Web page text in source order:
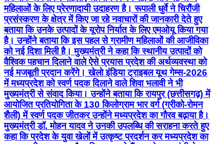
महिलाओं के लिए प्रेरणादायी उदाहरण है। रूपाली धुर्वे ने चिरौंजी
प्रसंस्करण के क्षेत्र में किए जा रहे नवाचारों की जानकारी देते हुए
बताया कि उनके उत्पादों के यूरोप निर्यात के लिए एमओयू किया गया
है। उन्होंने बताया कि इस पहल से ग्रामीण महिलाओं की आजीविका
को नई दिशा मिली है। मुख्यमंत्री ने कहा कि स्थानीय उत्पादों को
वैश्विक पहचान दिलाने वाले ऐसे प्रयास प्रदेश की अर्थव्यवस्था को
नई मजबूती प्रदान करेंगे। खेलो इंडिया ट्राइबल यूथ गेम्स-2026
में मध्यप्रदेश को स्वर्ण पदक दिलाने वाले शिवा भलावी ने भी
मुख्यमंत्री से संवाद किया। उन्होंने बताया कि रायपुर (छत्तीसगढ़) में
आयोजित प्रतियोगिता के 130 किलोग्राम भार वर्ग (ग्रीको-रोमन
शैली) में स्वर्ण पदक जीतकर उन्होंने मध्यप्रदेश का गौरव बढ़ाया है।
मुख्यमंत्री डॉ. मोहन यादव ने उनकी उपलब्धि की सराहना करते हुए
कहा कि प्रदेश के युवा खेलों में उत्कृष्ट प्रदर्शन कर मध्यप्रदेश का